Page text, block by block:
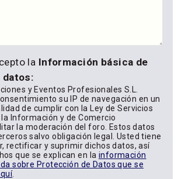
la Información básica de
datos:
y Eventos Profesionales S.L.
su IP de navegación en un
de cumplir con la Ley de Servicios
Información y de Comercio
la moderación del foro. Estos datos
salvo obligación legal. Usted tiene
rectificar y suprimir dichos datos, así
que se explican en la información
sobre Protección de Datos que se
.